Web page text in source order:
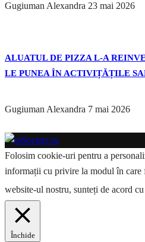
Gugiuman Alexandra 23 mai 2026
ALUATUL DE PIZZA L-A
LE PUNEA ÎN ACTIVIȚĂȚILE
Gugiuman Alexandra 7 mai 2026
Folosim cookie-uri pentru a
informații cu privire la modul în care
website-ul nostru, sunteți de acord
Închide